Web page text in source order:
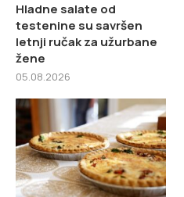
Hladne salate od
testenine su savršen
letnji ručak za užurbane
žene
05.08.2026